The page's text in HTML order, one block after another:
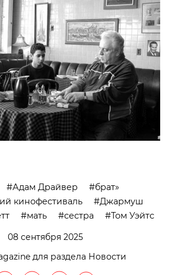
Адам Драйвер
брат»
кинофестиваль
Джармуш
мать сестра
Том Уэйтс
08 сентября 2025
для раздела Новости